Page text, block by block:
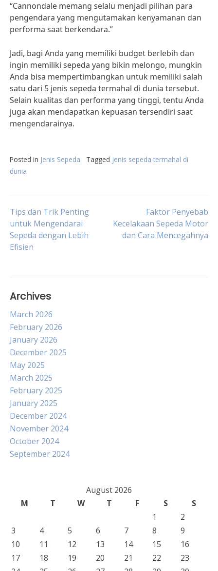
“Cannondale memang selalu menjadi pilihan para
pengendara yang mengutamakan kenyamanan dan
performa saat berkendara.”
Jadi, bagi Anda yang memiliki budget berlebih dan
ingin memiliki sepeda yang bikin melongo, mungkin
Anda bisa mempertimbangkan untuk memiliki salah
satu dari 5 jenis sepeda termahal di dunia tersebut.
Selain kualitas dan performa yang tinggi, tentu Anda
juga akan mendapatkan kepuasan tersendiri saat
mengendarainya.
Posted in Jenis Sepeda Tagged jenis sepeda termahal di
dunia
Post
navigation
Tips dan Trik Penting
untuk Mengendarai
Sepeda dengan Lebih
Efisien
Faktor Penyebab
Kecelakaan Sepeda Motor
dan Cara Mencegahnya
Archives
March 2026
February 2026
January 2026
December 2025
May 2025
March 2025
February 2025
January 2025
December 2024
November 2024
October 2024
September 2024
August 2026
M
T W T F S
S
1
2
3
4 5 6 7 8
9
10
11 12 13 14 15
16
17
18 19 20 21 22
23